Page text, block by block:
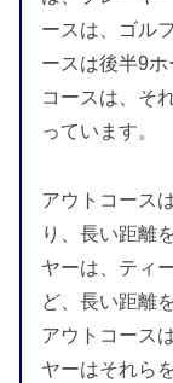
ースは、ゴル
ースは後半9
コースは、そ
っています。
アウトコース
り、長い距離
ヤーは、ティ
ど、長い距離
アウトコース
ヤーはそれら